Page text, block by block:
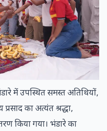
में उपस्थित समस्त अतिथियों,
प्रसाद का अत्यंत श्रद्धा,
किया गया। भंडारे का